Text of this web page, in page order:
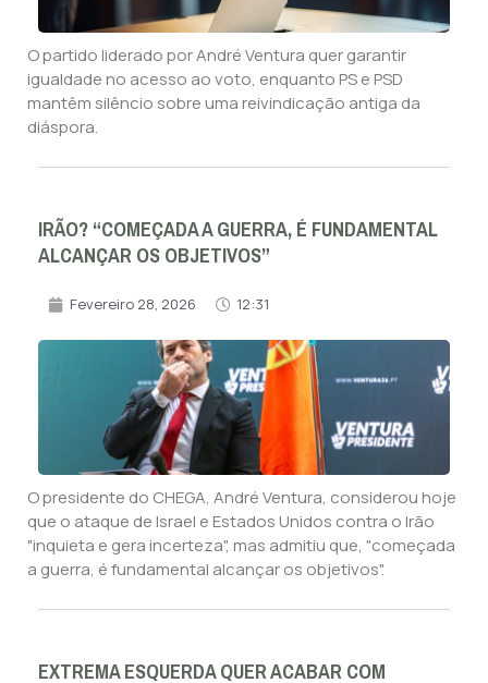
O partido liderado por André Ventura quer garantir
igualdade no acesso ao voto, enquanto PS e PSD
mantêm silêncio sobre uma reivindicação antiga da
diáspora.
IRÃO? “COMEÇADA A GUERRA, É FUNDAMENTAL
ALCANÇAR OS OBJETIVOS”
Fevereiro 28, 2026 12:31
O presidente do CHEGA, André Ventura, considerou hoje
que o ataque de Israel e Estados Unidos contra o Irão
"inquieta e gera incerteza", mas admitiu que, "começada
a guerra, é fundamental alcançar os objetivos".
EXTREMA ESQUERDA QUER ACABAR COM